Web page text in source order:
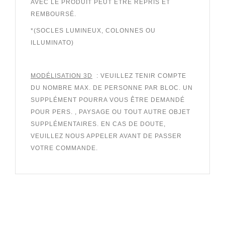
AVEC LE PRODUIT PEUT ÊTRE REPRIS ET
REMBOURSÉ.
*(SOCLES LUMINEUX, COLONNES OU
ILLUMINATO)
MODÉLISATION 3D : VEUILLEZ TENIR COMPTE
DU NOMBRE MAX. DE PERSONNE PAR BLOC. UN
SUPPLÉMENT POURRA VOUS ÊTRE DEMANDÉ
POUR PERS. , PAYSAGE OU TOUT AUTRE OBJET
SUPPLÉMENTAIRES. EN CAS DE DOUTE,
VEUILLEZ NOUS APPELER AVANT DE PASSER
VOTRE COMMANDE.